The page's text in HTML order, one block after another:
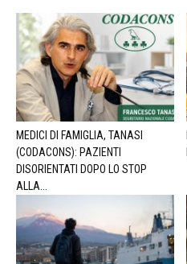
MEDICI DI FAMIGLIA, TANASI
(CODACONS): PAZIENTI
DISORIENTATI DOPO LO STOP
ALLA...